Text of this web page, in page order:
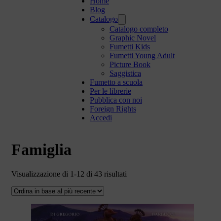
Blog
Catalogo
Catalogo completo
Graphic Novel
Fumetti Kids
Fumetti Young Adult
Picture Book
Saggistica
Fumetto a scuola
Per le librerie
Pubblica con noi
Foreign Rights
Accedi
Famiglia
Visualizzazione di 1-12 di 43 risultati
più
recente